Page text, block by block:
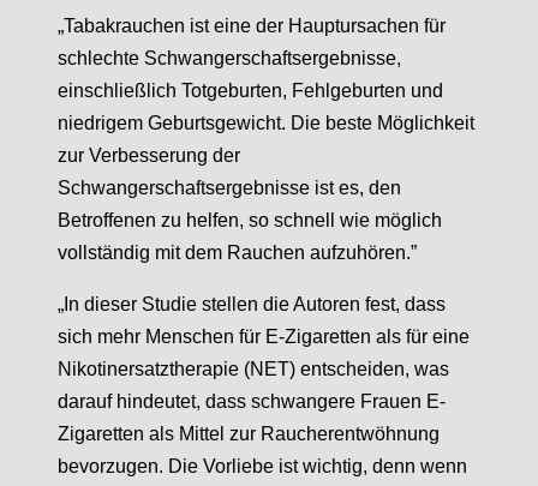
„Tabakrauchen ist eine der Hauptursachen für
schlechte Schwangerschaftsergebnisse,
einschließlich Totgeburten, Fehlgeburten und
niedrigem Geburtsgewicht. Die beste Möglichkeit
zur Verbesserung der
Schwangerschaftsergebnisse ist es, den
Betroffenen zu helfen, so schnell wie möglich
vollständig mit dem Rauchen aufzuhören.”
„In dieser Studie stellen die Autoren fest, dass
sich mehr Menschen für E-Zigaretten als für eine
Nikotinersatztherapie (NET) entscheiden, was
darauf hindeutet, dass schwangere Frauen E-
Zigaretten als Mittel zur Raucherentwöhnung
bevorzugen. Die Vorliebe ist wichtig, denn wenn